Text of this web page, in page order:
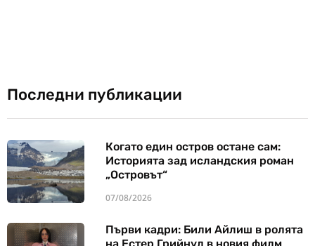
Последни публикации
Когато един остров остане сам:
Историята зад исландския роман
„Островът“
07/08/2026
Първи кадри: Били Айлиш в ролята